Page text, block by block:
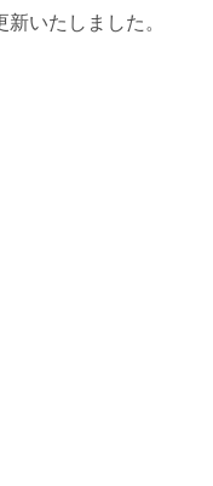
いたしました。